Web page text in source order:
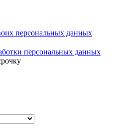
персональных данных
персональных данных